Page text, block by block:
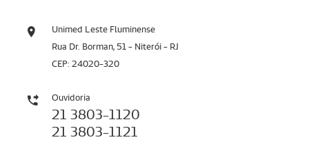
Unimed Leste Fluminense
Rua Dr. Borman, 51 - Niterói - RJ
CEP: 24020-320
Ouvidoria
21 3803-1120
21 3803-1121